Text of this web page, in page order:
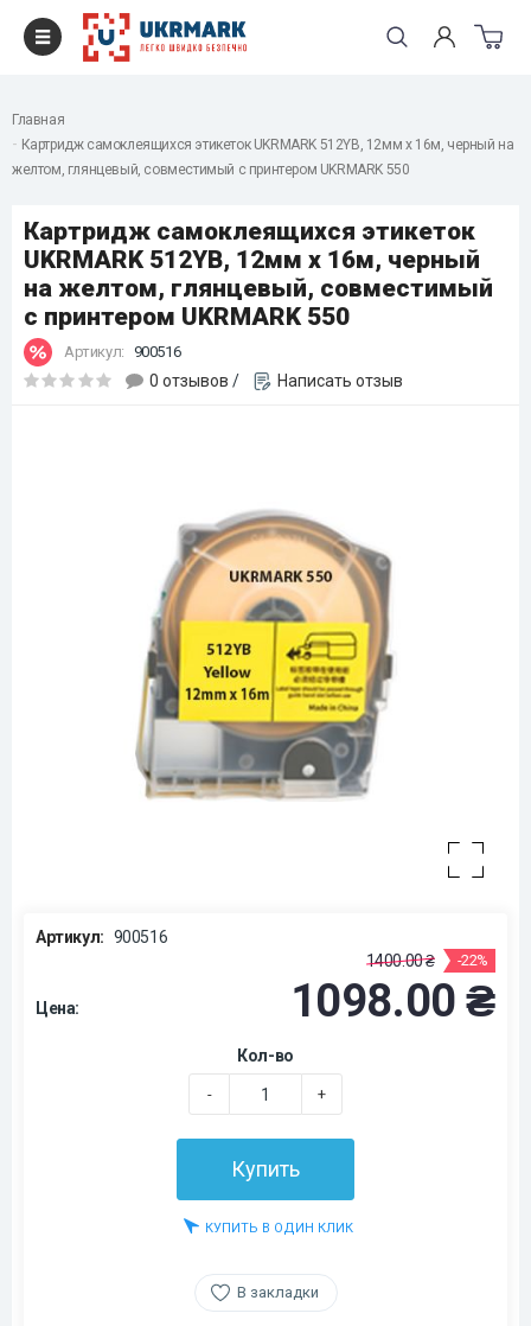
Главная
Картридж самоклеящихся этикеток UKRMARK 512YB, 12мм х 16м, черный на
желтом, глянцевый, совместимый с принтером UKRMARK 550
Картридж самоклеящихся этикеток
UKRMARK 512YB, 12мм х 16м, черный
на желтом, глянцевый, совместимый
с принтером UKRMARK 550
Артикул: 900516
0 отзывов / Написать отзыв
Артикул: 900516
Цена:
1400.00 ₴ -22%
1098.00 ₴
Кол-во
- +
Купить
КУПИТЬ В ОДИН КЛИК
В закладки